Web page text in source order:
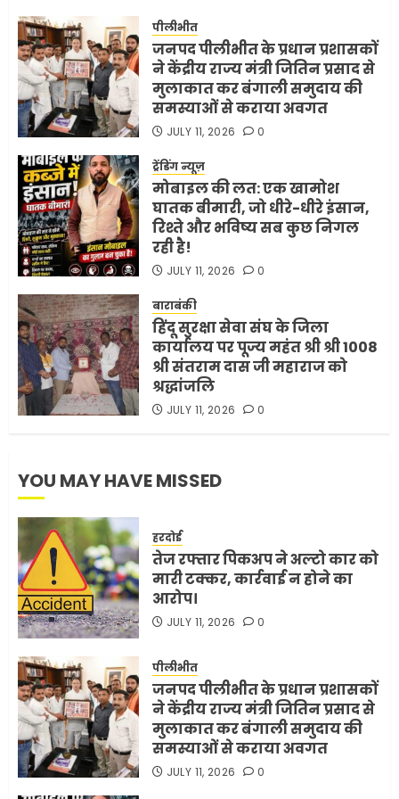
4
समाप्त करने के लिए भेजी अपनी 5
शर्तें
MAY 18, 2026 0
5
भारत-अमेरिका व्यापार समझौता
ट्रंप ने किया एलान
FEBRUARY 3, 2026 0
पीलीभीत
जनपद पीलीभीत के प्रधान प्रशासकों
ने केंद्रीय राज्य मंत्री जितिन प्रसाद से
मुलाकात कर बंगाली समुदाय की
समस्याओं से कराया अवगत
JULY 11, 2026 0
ट्रेंडिंग न्यूज़
मोबाइल की लत: एक खामोश
घातक बीमारी, जो धीरे-धीरे इंसान,
रिश्ते और भविष्य सब कुछ निगल
रही है!
JULY 11, 2026 0
बाराबंकी
हिंदू सुरक्षा सेवा संघ के जिला
कार्यालय पर पूज्य महंत श्री श्री 1008
श्री संतराम दास जी महाराज को
श्रद्धांजलि
JULY 11, 2026 0
YOU MAY HAVE MISSED
हरदोई
तेज रफ्तार पिकअप ने अल्टो कार को
मारी टक्कर, कार्रवाई न होने का
आरोप।
JULY 11, 2026 0
पीलीभीत
जनपद पीलीभीत के प्रधान प्रशासकों
ने केंद्रीय राज्य मंत्री जितिन प्रसाद से
मुलाकात कर बंगाली समुदाय की
समस्याओं से कराया अवगत
JULY 11, 2026 0